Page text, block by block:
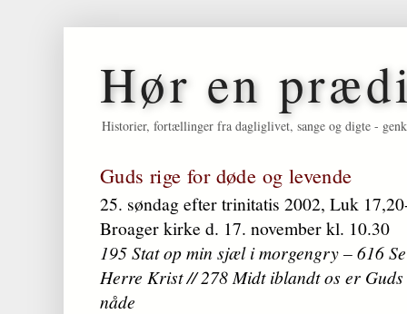
Hør en
Historier, fortællinger fra dagliglivet, sange og digte -
Guds rige for døde og levende
25. søndag efter trinitatis 2002, Luk
Broager kirke d. 17. november kl. 10.30
195 Stat op min sjæl i morgengry – 616
Herre Krist // 278 Midt iblandt os er
nåde